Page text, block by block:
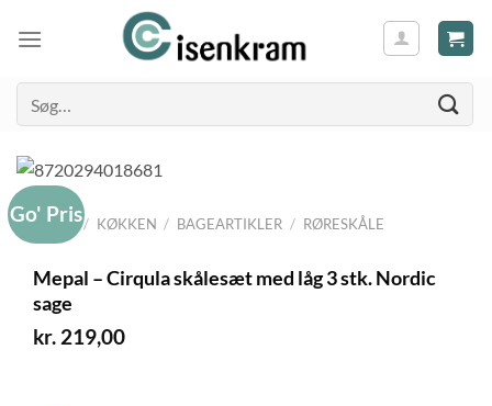
efter:
FORSIDE / KØKKEN / BAGEARTIKLER / RØRESKÅLE
Go' Pris
Mepal – Cirqula skålesæt med låg 3 stk. Nordic
sage
kr. 219,00